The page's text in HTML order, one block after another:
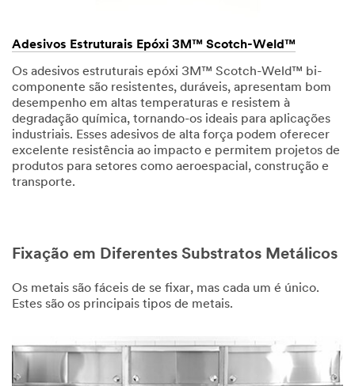
your
interest
in
3M
Industrial
Adhesives
&
Tapes
products.
A
you
regarding
your
occurred
while
submitting.
Please
try
again
later...
Adesivos Estruturais Epóxi 3M™ Scotch-Weld™
Os adesivos estruturais epóxi 3M™ Scotch-Weld™ bi-
componente são resistentes, duráveis, apresentam bom
desempenho em altas temperaturas e resistem à
degradação química, tornando-os ideais para aplicações
industriais. Esses adesivos de alta força podem oferecer
excelente resistência ao impacto e permitem projetos de
produtos para setores como aeroespacial, construção e
transporte.
Fixação em Diferentes Substratos Metálicos
Os metais são fáceis de se fixar, mas cada um é único.
Estes são os principais tipos de metais.